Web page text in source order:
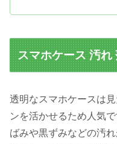
スマホケース 汚
透明なスマホケースは
ンを活かせるため人気
ばみや黒ずみなどの汚